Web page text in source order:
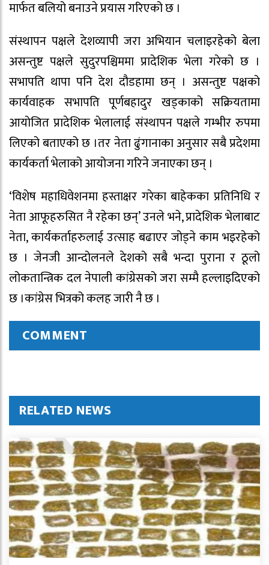
मार्फत बलियो बनाउने प्रयास गरिएको छ ।
संस्थापन पक्षले देशव्यापी जरा अभियान चलाइरहेको बेला
असन्तुष्ट पक्षले सुदुरपश्चिममा प्रादेशिक भेला गरेको छ ।
सभापति थापा पनि देश दौडहामा छन् । असन्तुष्ट पक्षको
कार्यवाहक सभापति पूर्णबहादुर खड्काको सक्रियतामा
आयोजित प्रादेशिक भेलालाई संस्थापन पक्षले गम्भीर रुपमा
लिएको बताएको छ ।तर नेता ढुंगानाका अनुसार सबै प्रदेशमा
कार्यकर्ता भेलाको आयोजना गरिने जनाएका छन् ।
‘विशेष महाधिवेशनमा हस्ताक्षर गरेका बाहेकका प्रतिनिधि र
नेता आफूहरुसित नै रहेका छन्’ उनले भने, प्रादेशिक भेलाबाट
नेता, कार्यकर्ताहरुलाई उत्साह बढाएर जोड्ने काम भइरहेको
छ । जेनजी आन्दोलनले देशको सबै भन्दा पुराना र ठूलो
लोकतान्त्रिक दल नेपाली कांग्रेसको जरा सम्मै हल्लाइदिएको
छ ।कांग्रेस भित्रको कलह जारी नै छ ।
COMMENT
RELATED NEWS